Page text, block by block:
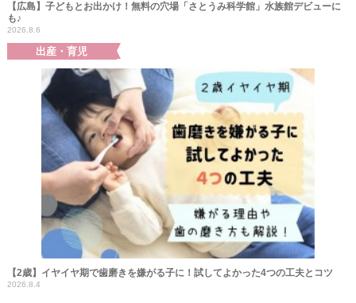
【広島】子どもとお出かけ！無料の穴場「さとうみ科学館」水族館デビューに
も♪
2026.8.6
出産・育児
【2歳】イヤイヤ期で歯磨きを嫌がる子に！試してよかった4つの工夫とコツ
2026.8.4